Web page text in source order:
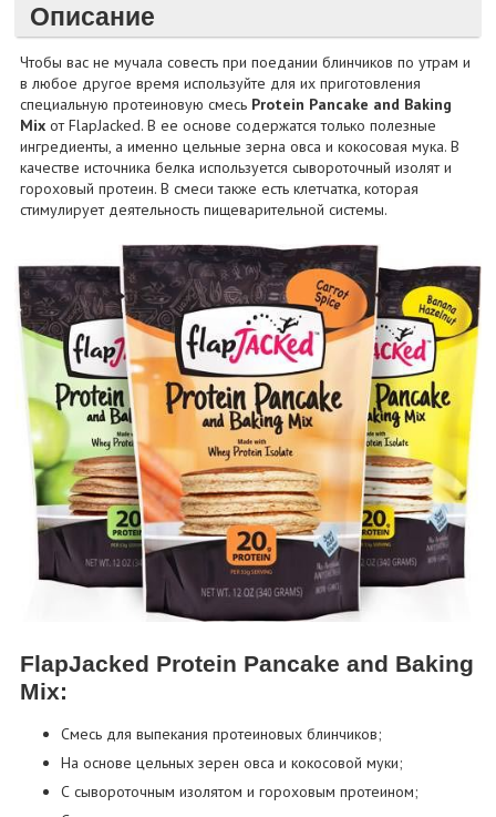
Описание
Чтобы вас не мучала совесть при поедании блинчиков по утрам и
в любое другое время используйте для их приготовления
специальную протеиновую смесь Protein Pancake and Baking
Mix от FlapJacked. В ее основе содержатся только полезные
ингредиенты, а именно цельные зерна овса и кокосовая мука. В
качестве источника белка используется сывороточный изолят и
гороховый протеин. В смеси также есть клетчатка, которая
стимулирует деятельность пищеварительной системы.
FlapJacked Protein Pancake and Baking
Mix:
Смесь для выпекания протеиновых блинчиков;
На основе цельных зерен овса и кокосовой муки;
С сывороточным изолятом и гороховым протеином;